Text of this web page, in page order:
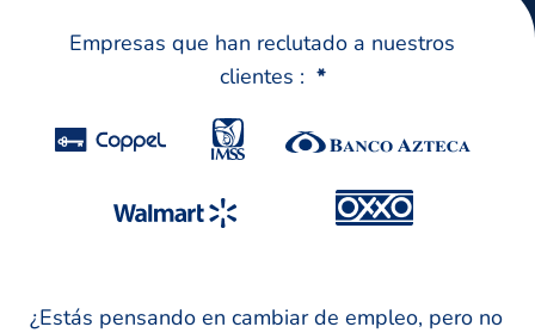
Empresas que han reclutado a nuestros
clientes : *
¿Estás pensando en cambiar de empleo, pero no